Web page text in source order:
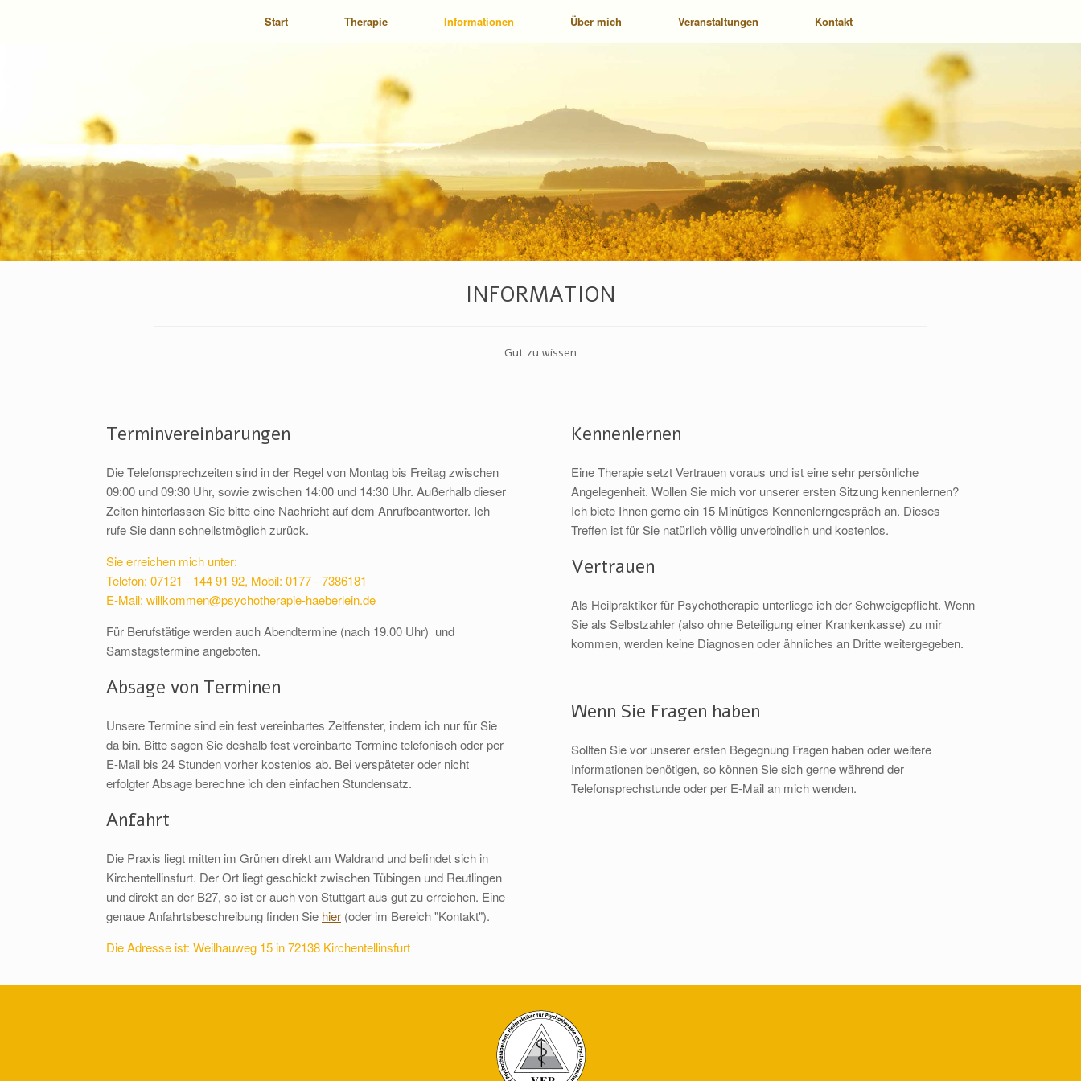
Start Therapie Informationen Über mich Veranstaltungen Kontakt
INFORMATION
Gut zu wissen
Terminvereinbarungen
Die Telefonsprechzeiten sind in der Regel von Montag bis Freitag zwischen
09:00 und 09:30 Uhr, sowie zwischen 14:00 und 14:30 Uhr. Außerhalb dieser
Zeiten hinterlassen Sie bitte eine Nachricht auf dem Anrufbeantworter. Ich
rufe Sie dann schnellstmöglich zurück.
Sie erreichen mich unter:
Telefon: 07121 - 144 91 92, Mobil: 0177 - 7386181
E-Mail: willkommen@psychotherapie-haeberlein.de
Für Berufstätige werden auch Abendtermine (nach 19.00 Uhr) und
Samstagstermine angeboten.
Absage von Terminen
Unsere Termine sind ein fest vereinbartes Zeitfenster, indem ich nur für Sie
da bin. Bitte sagen Sie deshalb fest vereinbarte Termine telefonisch oder per
E-Mail bis 24 Stunden vorher kostenlos ab. Bei verspäteter oder nicht
erfolgter Absage berechne ich den einfachen Stundensatz.
Anfahrt
Die Praxis liegt mitten im Grünen direkt am Waldrand und befindet sich in
Kirchentellinsfurt. Der Ort liegt geschickt zwischen Tübingen und Reutlingen
und direkt an der B27, so ist er auch von Stuttgart aus gut zu erreichen. Eine
genaue Anfahrtsbeschreibung finden Sie hier (oder im Bereich "Kontakt").
Die Adresse ist: Weilhauweg 15 in 72138 Kirchentellinsfurt
Kennenlernen
Eine Therapie setzt Vertrauen voraus und ist eine sehr persönliche
Angelegenheit. Wollen Sie mich vor unserer ersten Sitzung kennenlernen?
Ich biete Ihnen gerne ein 15 Minütiges Kennenlerngespräch an. Dieses
Treffen ist für Sie natürlich völlig unverbindlich und kostenlos.
Vertrauen
Als Heilpraktiker für Psychotherapie unterliege ich der Schweigepflicht. Wenn
Sie als Selbstzahler (also ohne Beteiligung einer Krankenkasse) zu mir
kommen, werden keine Diagnosen oder ähnliches an Dritte weitergegeben.
Wenn Sie Fragen haben
Sollten Sie vor unserer ersten Begegnung Fragen haben oder weitere
Informationen benötigen, so können Sie sich gerne während der
Telefonsprechstunde oder per E-Mail an mich wenden.